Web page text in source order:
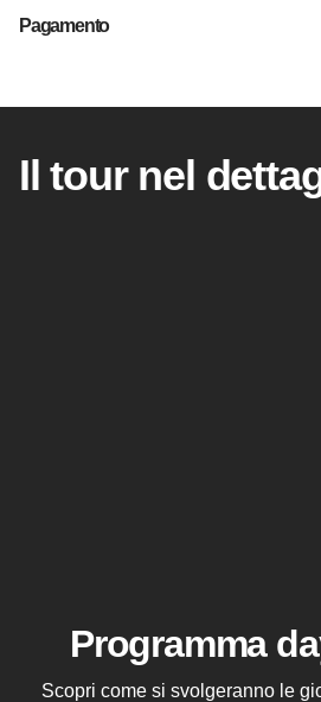
Pagamento
Il tour nel
Programma
Scopri come si svolgeranno le